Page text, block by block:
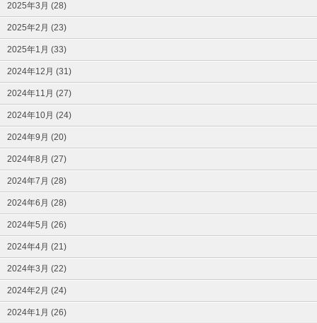
2025年3月 (28)
2025年2月 (23)
2025年1月 (33)
2024年12月 (31)
2024年11月 (27)
2024年10月 (24)
2024年9月 (20)
2024年8月 (27)
2024年7月 (28)
2024年6月 (28)
2024年5月 (26)
2024年4月 (21)
2024年3月 (22)
2024年2月 (24)
2024年1月 (26)